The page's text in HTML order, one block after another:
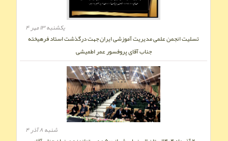
شنبه ۸ آذر ۴
تسلیت انجمن علمی مدیریت آموزشی ایران جهت‌ درگذشت استاد فرهیخته
جناب آقای پروفسور عمر اطمیشی
يکشنبه ۱۳ مهر ۴